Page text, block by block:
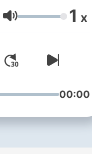
las
Volumen 1 x
00:00